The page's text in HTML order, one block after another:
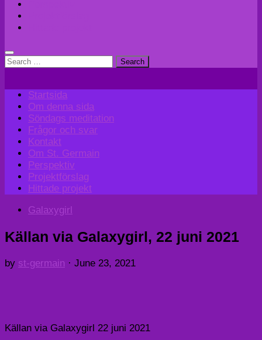
Search
Startsida
Om denna sida
Söndags meditation
Frågor och svar
Kontakt
Om St. Germain
Perspektiv
Projektförslag
Hittade projekt
Galaxygirl
Källan via Galaxygirl, 22 juni 2021
by st-germain · June 23, 2021
Källan via Galaxygirl 22 juni 2021